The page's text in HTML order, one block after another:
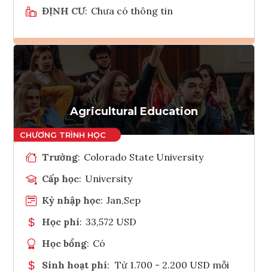
ĐỊNH CƯ: Chưa có thông tin
Ghi danh
Tham vấn Interlink
Agricultural Education
Trường: Colorado State University
Cấp học: University
Kỳ nhập học: Jan,Sep
Học phí: 33,572 USD
Học bổng: Có
Sinh hoạt phí: Từ 1.700 - 2.200 USD mỗi